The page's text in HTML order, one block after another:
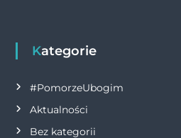
a
c
j
Kategorie
#PomorzeUbogim
Aktualności
Bez kategorii